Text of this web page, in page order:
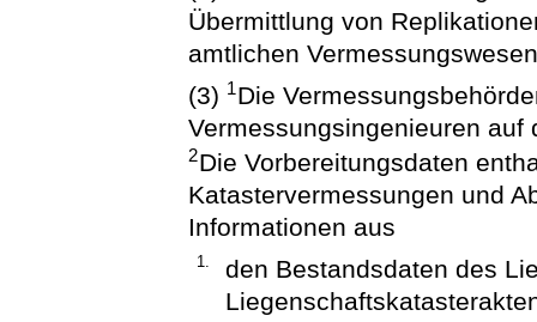
Übermittlung von
amtlichen
(3) 1Die
Vermessungsingenieuren auf
2Die Vorbereitungsdaten
Katastervermessungen und
Informationen aus
1.
den Bestandsdaten des